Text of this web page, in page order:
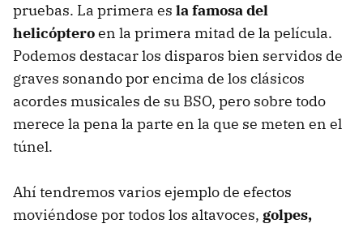
pruebas. La primera es la famosa del
helicópteroen la primera mitad de la película.
Podemos destacar los disparos bien servidos de
graves sonando por encima de los clásicos
acordes musicales de su BSO, pero sobre todo
merece la pena la parte en la que se meten en el
túnel.
Ahí tendremos varios ejemplo de efectos
moviéndose por todos los altavoces, golpes,